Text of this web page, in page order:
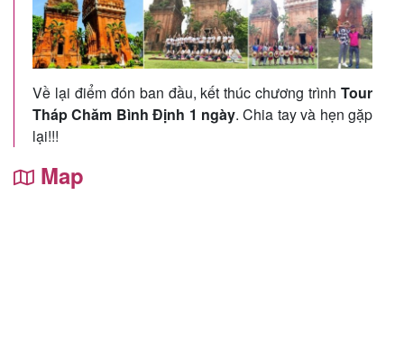
Về lại điểm đón ban đầu, kết thúc chương trình Tour
Tháp Chăm Bình Định 1 ngày. Chia tay và hẹn gặp
lại!!!
Map